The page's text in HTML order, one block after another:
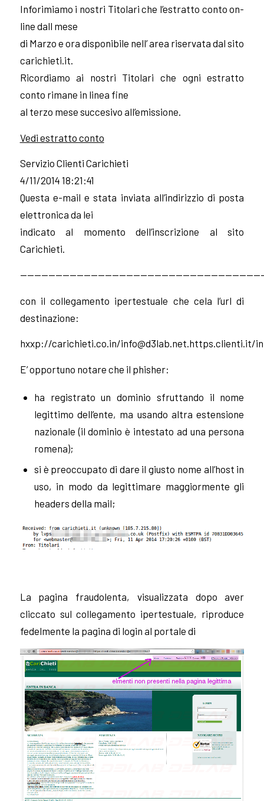
Inforimiamo i nostri Titolari che l’estratto conto on-
line dall mese
di Marzo e ora disponibile nell’ area riservata dal sito
carichieti.it.
Ricordiamo ai nostri Titolari che ogni estratto
conto rimane in linea fine
al terzo mese succesivo all’emissione.
Vedi estratto conto
Servizio Clienti Carichieti
4/11/2014 18:21:41
Questa e-mail e stata inviata all’indirizzio di posta
elettronica da lei
indicato al momento dell’inscrizione al sito
Carichieti.
con il collegamento ipertestuale che cela l’url di
destinazione:
hxxp://carichieti.co.in/info@d3lab.net.https.clienti.it/
E’ opportuno notare che il phisher:
ha registrato un dominio sfruttando il nome
legittimo dell’ente, ma usando altra estensione
nazionale (il dominio è intestato ad una persona
romena);
si è preoccupato di dare il giusto nome all’host in
uso, in modo da legittimare maggiormente gli
headers della mail;
La pagina fraudolenta, visualizzata dopo aver
cliccato sul collegamento ipertestuale, riproduce
fedelmente la pagina di login al portale di